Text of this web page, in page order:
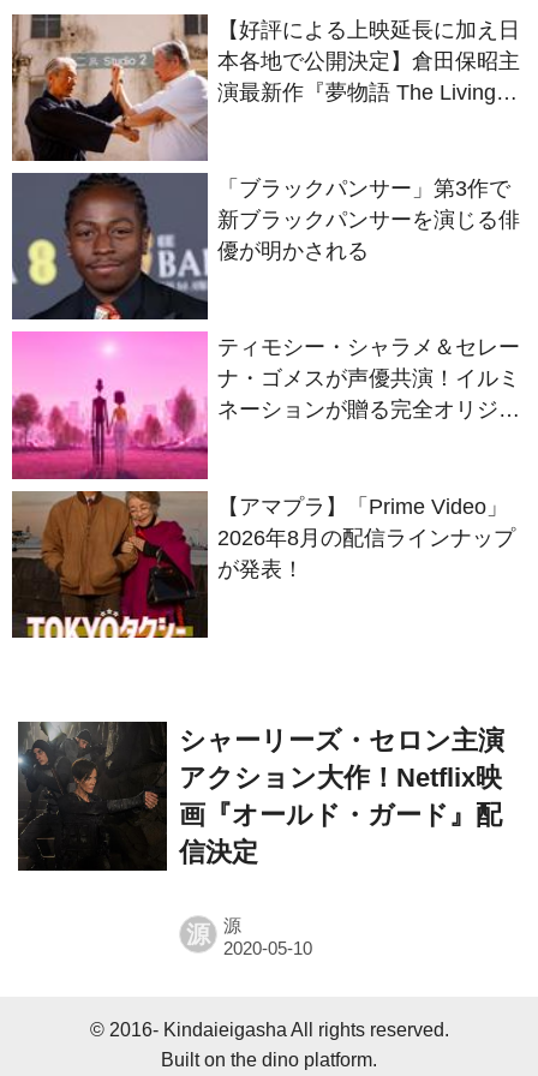
【好評による上映延長に加え日
本各地で公開決定】倉田保昭主
演最新作『夢物語 The Living
「ブラックパンサー」第3作で
新ブラックパンサーを演じる俳
優が明かされる
ティモシー・シャラメ＆セレー
ナ・ゴメスが声優共演！イルミ
ネーションが贈る完全オリジナ
【アマプラ】「Prime Video」
2026年8月の配信ラインナップ
が発表！
シャーリーズ・セロン主演
アクション大作！Netflix映
画『オールド・ガード』配
信決定
源 源
© 2016- Kindaieigasha All rights reserved.
Built on the dino platform.